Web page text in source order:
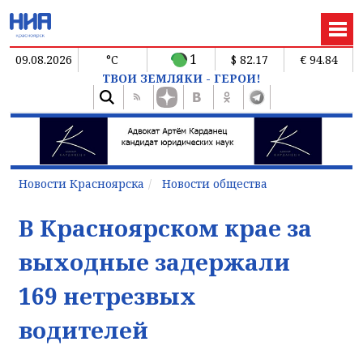
09.08.2026 °C 1 $ 82.17
€ 94.84
ТВОИ ЗЕМЛЯКИ - ГЕРОИ!
Новости Красноярска Новости общества
В Красноярском крае за
выходные задержали
169 нетрезвых
водителей